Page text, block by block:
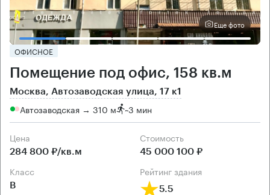
Еще фото
ОФИСНОЕ
Помещение под офис, 158 кв.м
Москва, Автозаводская улица, 17 к1
Автозаводская → 310 м ~3 мин
Цена
284 800 ₽/кв.м
Cтоимость
45 000 100 ₽
класс
B
рейтинг здания
5.5